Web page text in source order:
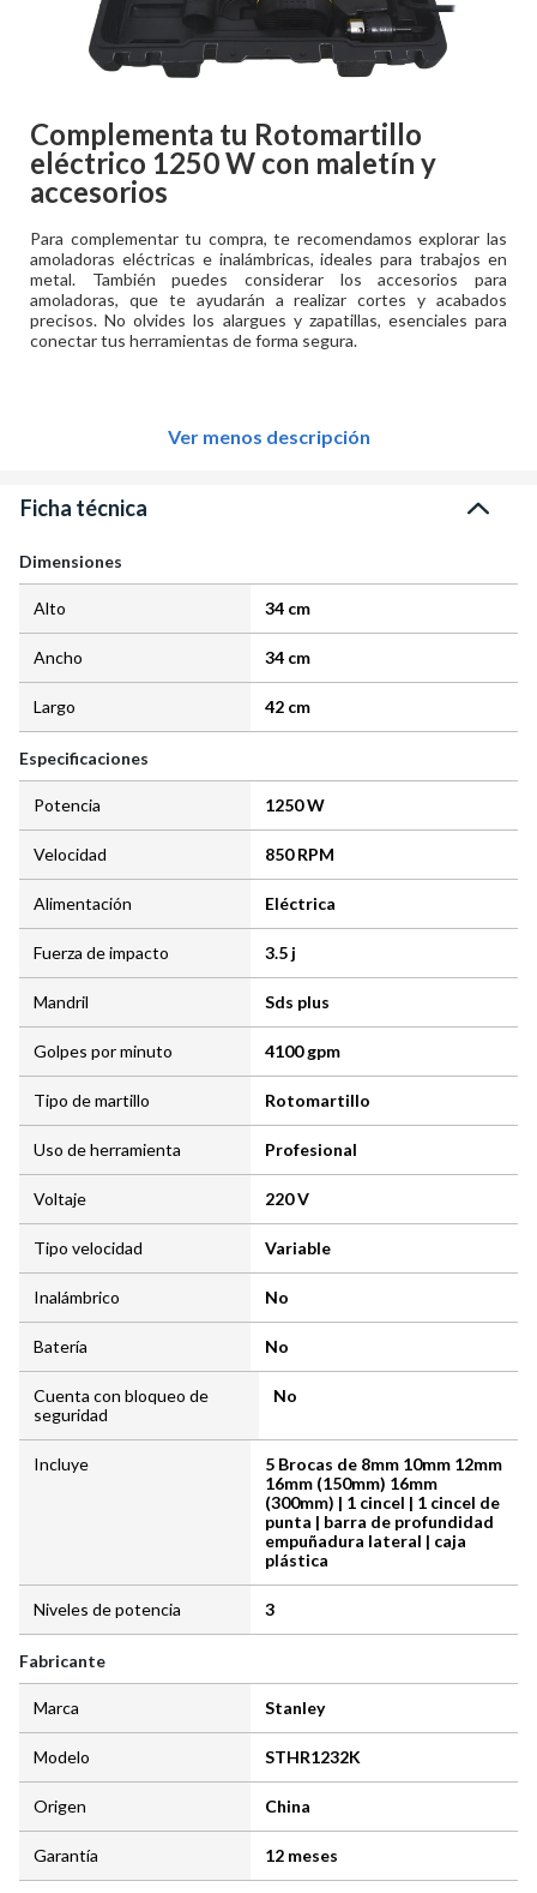
Complementa tu Rotomartillo
eléctrico 1250 W con maletín y
accesorios
Para complementar tu compra, te recomendamos explorar las
amoladoras eléctricas e inalámbricas, ideales para trabajos en
metal. También puedes considerar los accesorios para
amoladoras, que te ayudarán a realizar cortes y acabados
precisos. No olvides los alargues y zapatillas, esenciales para
conectar tus herramientas de forma segura.
Ver menos descripción
Ficha técnica
Dimensiones
Alto 34 cm
Ancho 34 cm
Largo 42 cm
Especificaciones
Potencia 1250 W
Velocidad 850 RPM
Alimentación Eléctrica
Fuerza de impacto 3.5 j
Mandril Sds plus
Golpes por minuto 4100 gpm
Tipo de martillo Rotomartillo
Uso de herramienta Profesional
Voltaje 220 V
Tipo velocidad Variable
Inalámbrico No
Batería No
Cuenta con bloqueo de
seguridad
No
Incluye
5 Brocas de 8mm 10mm 12mm
16mm (150mm) 16mm
(300mm) | 1 cincel | 1 cincel de
punta | barra de profundidad
empuñadura lateral | caja
plástica
Niveles de potencia 3
Fabricante
Marca Stanley
Modelo STHR1232K
Origen China
Garantía 12 meses